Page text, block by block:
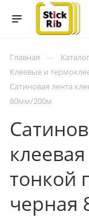
Главная — Каталог
Клеевые и
Сатиновая лента
80мм/200м
тонкой
черная